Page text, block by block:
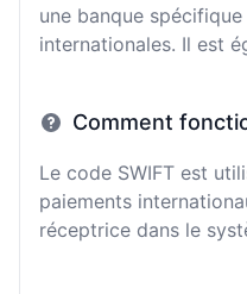
une banque
internationales. Il est
Comment
Le code SWIFT est
paiements
réceptrice dans le